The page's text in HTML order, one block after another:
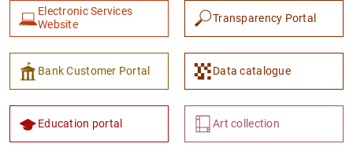
Electronic Services
Website
Transparency Portal
Bank Customer Portal Data catalogue
Education portal Art collection